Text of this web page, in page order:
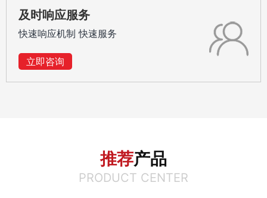
及时响应服务
快速响应机制 快速服务
立即咨询
推荐产品
PRODUCT CENTER